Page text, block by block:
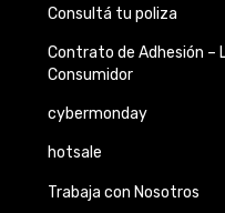
Consultá tu poliza
Contrato de Adhesión –
Consumidor
cybermonday
hotsale
Trabaja con Nosotros